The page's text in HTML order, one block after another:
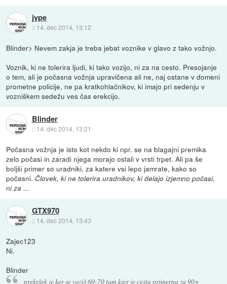
jype
:: 14. dec 2014, 13:12
Blinder> Nevem zakja je treba jebat voznike v glavo z tako vožnjo.
Voznik, ki ne tolerira ljudi, ki tako vozijo, ni za na cesto. Presojanje
o tem, ali je počasna vožnja upravičena ali ne, naj ostane v domeni
prometne policije, ne pa kratkohlačnikov, ki imajo pri sedenju v
vozniškem sedežu ves čas erekcijo.
Blinder
:: 14. dec 2014, 13:21
Počasna vožnja je isto kot nekdo ki npr. se na blagajni premika
zelo počasi in zaradi njega morajo ostali v vrsti trpet. Ali pa še
boljši primer so uradniki, za katere vsi lepo jamrate, kako so
počasni. Človek, ki ne tolerira uradnikov, ki delajo izjemno počasi,
ni za ...
GTX970
:: 14. dec 2014, 13:43
Zajec123
Ni.
Blinder
prekršek je ker se voziš 60-70 tam kjer je cesta primerna za 90+